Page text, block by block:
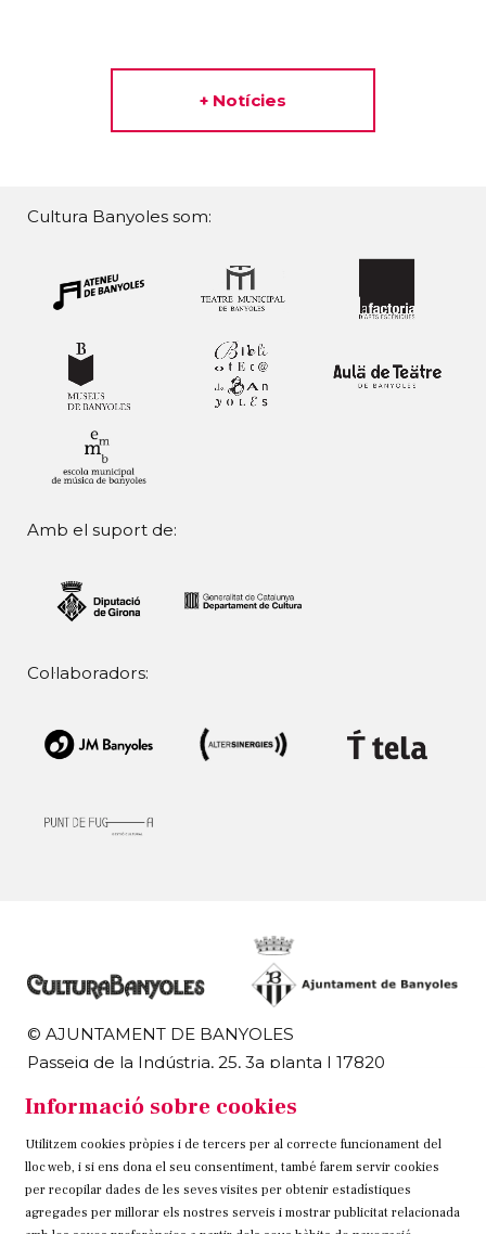
+ Notícies
Cultura Banyoles som:
Amb el suport de:
Col·laboradors:
© AJUNTAMENT DE BANYOLES
Passeig de la Indústria, 25, 3a planta | 17820
972 58 18 48 | 972 57 00 50
Sitemap Avís Legal Ús de Cookies Contacteu
Link a instagram
Link a twitter
Link a facebook
Informació sobre cookies
Utilitzem cookies pròpies i de tercers per al correcte funcionament del
lloc web, i si ens dona el seu consentiment, també farem servir cookies
per recopilar dades de les seves visites per obtenir estadístiques
agregades per millorar els nostres serveis i mostrar publicitat relacionada